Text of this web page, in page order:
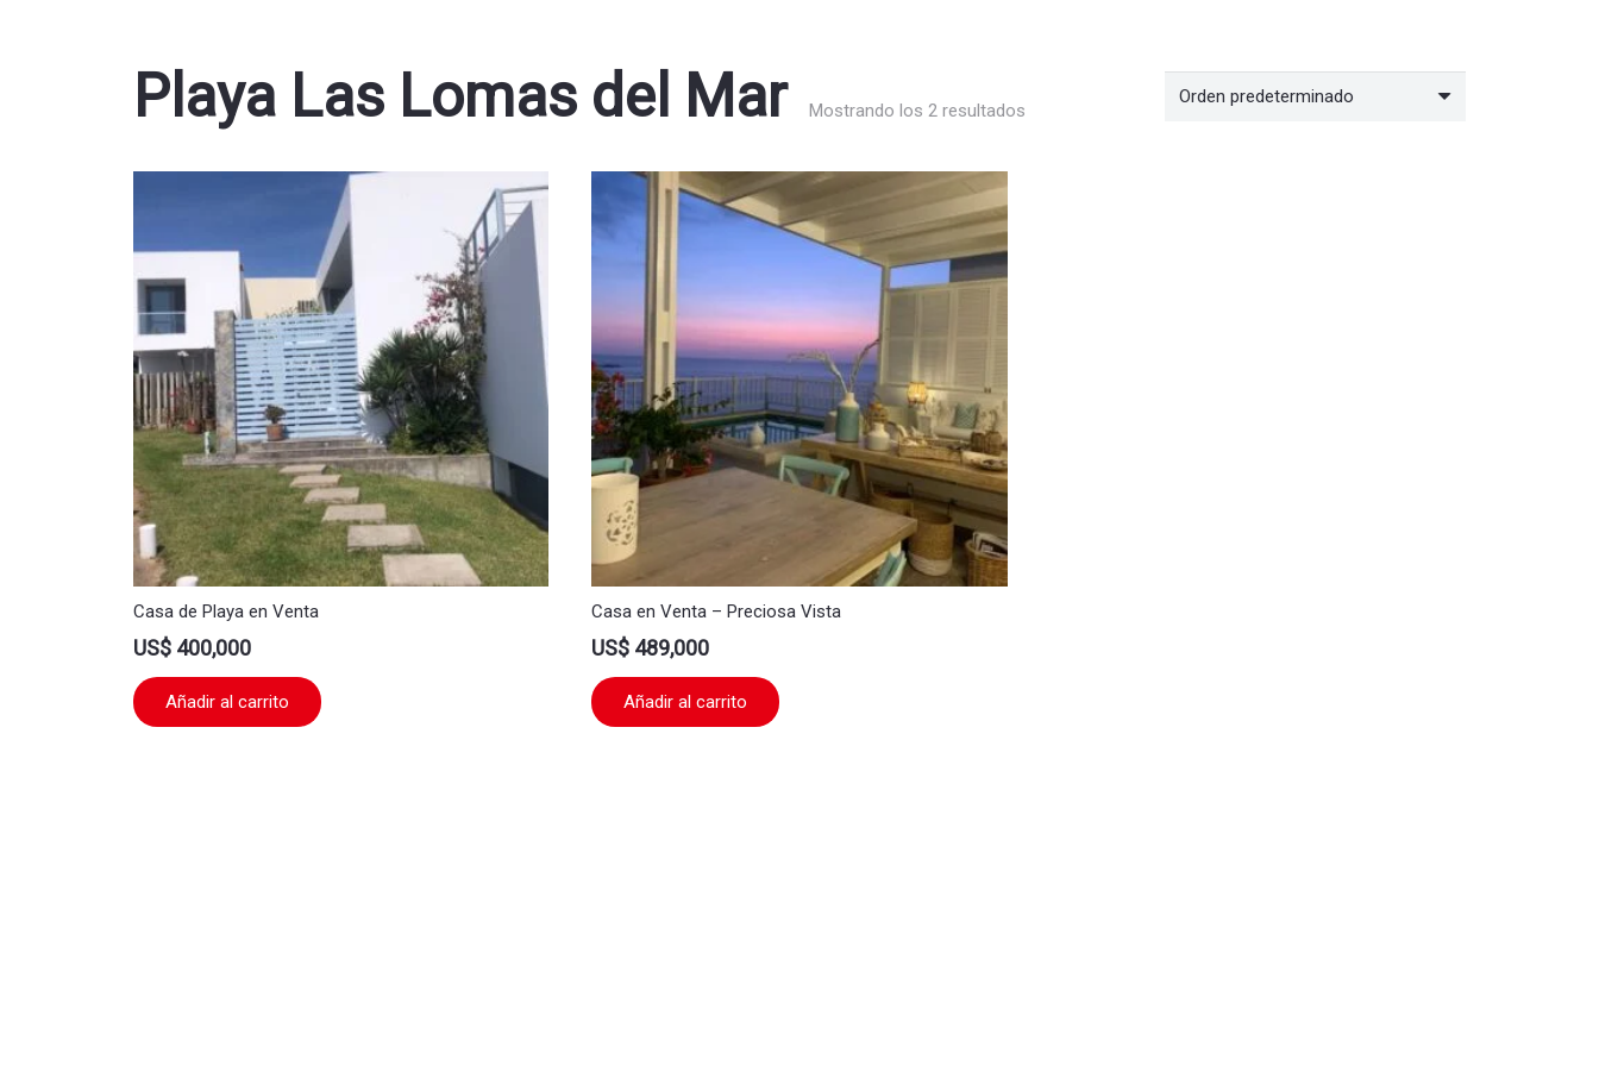
Playa Las Lomas del Mar Mostrando los 2 resultados
Casa de Playa en Venta
US$ 400,000
Añadir al carrito
Casa en Venta – Preciosa Vista
US$ 489,000
Añadir al carrito